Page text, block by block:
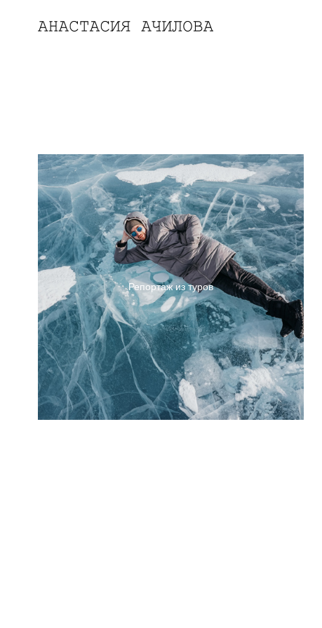
Репортаж из туров